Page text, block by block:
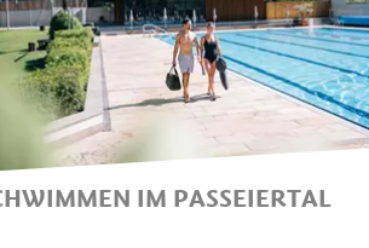
IM PASSEIERTAL